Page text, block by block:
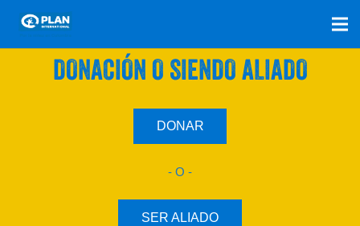
SÚMATE A NUESTRO PLAN CON UNA
DONACIÓN O SIENDO ALIADO
DONAR
- O -
SER ALIADO